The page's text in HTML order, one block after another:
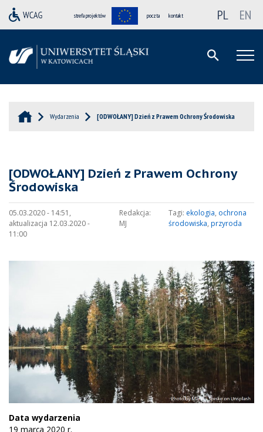
strefa projektów poczta kontakt PL EN
Wydarzenia [ODWOŁANY] Dzień z Prawem Ochrony Środowiska
[ODWOŁANY] Dzień z Prawem Ochrony
Środowiska
05.03.2020 - 14:51,
aktualizacja 12.03.2020 -
11:00
Redakcja:
MJ
Tagi: ekologia, ochrona
środowiska, przyroda
Data wydarzenia
19 marca 2020 r.